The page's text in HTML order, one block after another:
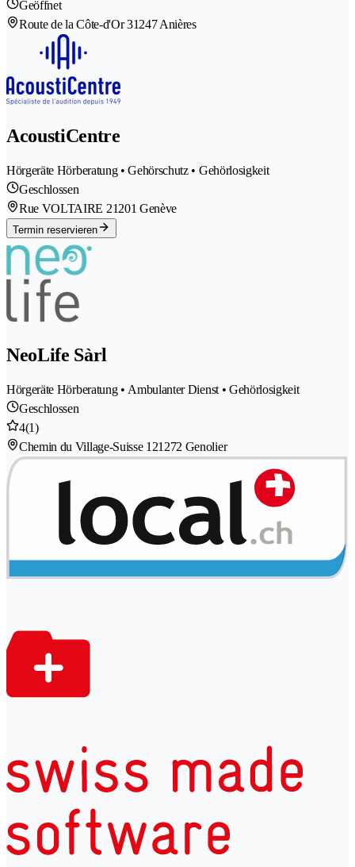
Geöffnet
Route de la Côte-d'Or 31247 Anières
AcoustiCentre
Hörgeräte Hörberatung • Gehörschutz • Gehörlosigkeit
Geschlossen
Rue VOLTAIRE 21201 Genève
Termin reservieren
NeoLife Sàrl
Hörgeräte Hörberatung • Ambulanter Dienst • Gehörlosigkeit
Geschlossen
4(1)
Chemin du Village-Suisse 121272 Genolier